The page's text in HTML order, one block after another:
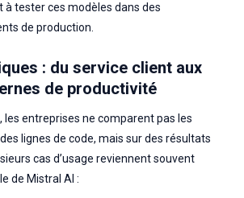
à tester ces modèles dans des
de production.
: du service client aux
de productivité
les entreprises ne comparent pas les
lignes de code, mais sur des résultats
cas d’usage reviennent souvent
de Mistral AI :